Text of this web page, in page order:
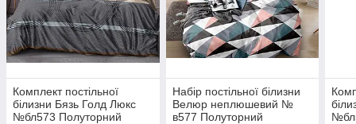
Комплект постільної
білизни Бязь Голд Люкс
№бл573 Полуторний
Набір постільної білизни
Велюр неплюшевий №
в577 Полуторний